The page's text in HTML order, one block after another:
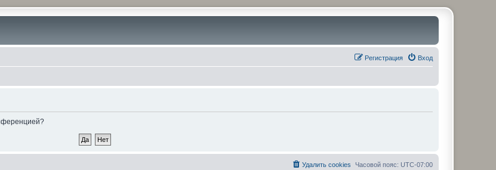
Вход
Регистрация
Часовой пояс: UTC-07:00
Удалить cookies